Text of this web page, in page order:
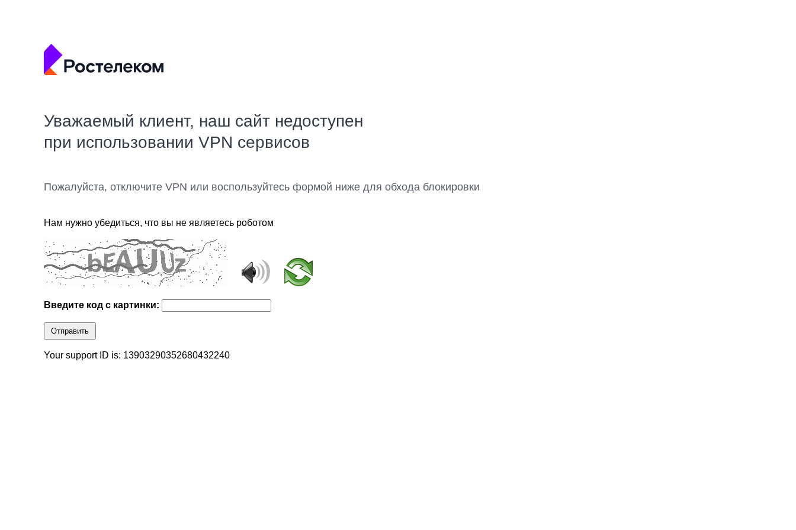
Уважаемый клиент, наш сайт недоступен
при использовании VPN сервисов
Пожалуйста, отключите VPN или воспользуйтесь формой ниже для обхода блокировки
Нам нужно убедиться, что вы не являетесь роботом
Введите код с картинки:
Отправить
Your support ID is: 13903290352680432240